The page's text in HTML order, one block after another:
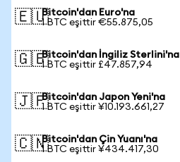
🇪🇺Bitcoin'dan Euro'na
1 BTC eşittir €55.875,05
🇬🇧Bitcoin'dan İngiliz Sterlini'na
1 BTC eşittir £47.857,94
🇯🇵Bitcoin'dan Japon Yeni'na
1 BTC eşittir ¥10.193.661,27
🇨🇳Bitcoin'dan Çin Yuanı'na
1 BTC eşittir ¥434.417,30